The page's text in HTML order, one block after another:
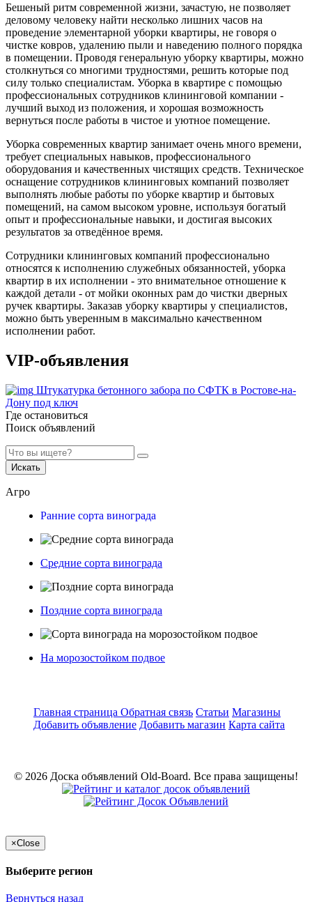
Бешеный ритм современной жизни, зачастую, не позволяет
деловому человеку найти несколько лишних часов на
проведение элементарной уборки квартиры, не говоря о
чистке ковров, удалению пыли и наведению полного порядка
в помещении. Проводя генеральную уборку квартиры, можно
столкнуться со многими трудностями, решить которые под
силу только специалистам. Уборка в квартире с помощью
профессиональных сотрудников клининговой компании -
лучший выход из положения, и хорошая возможность
вернуться после работы в чистое и уютное помещение.
Уборка современных квартир занимает очень много времени,
требует специальных навыков, профессионального
оборудования и качественных чистящих средств. Техническое
оснащение сотрудников клининговых компаний позволяет
выполнять любые работы по уборке квартир и бытовых
помещений, на самом высоком уровне, используя богатый
опыт и профессиональные навыки, и достигая высоких
результатов за отведённое время.
Сотрудники клининговых компаний профессионально
относятся к исполнению служебных обязанностей, уборка
квартир в их исполнении - это внимательное отношение к
каждой детали - от мойки оконных рам до чистки дверных
ручек квартиры. Заказав уборку квартиры у специалистов,
можно быть уверенным в максимально качественном
исполнении работ.
VIP-объявления
Штукатурка бетонного забора по СФТК в Ростове-на-
Дону под ключ
Где остановиться
Поиск объявлений
Искать
Агро
Ранние сорта винограда
Средние сорта винограда
Поздние сорта винограда
На морозостойком подвое
Главная страница Обратная связь Статьи Магазины
Добавить объявление Добавить магазин Карта сайта
© 2026 Доска объявлений Old-Board. Все права защищены!
×Close
Выберите регион
Вернуться назад